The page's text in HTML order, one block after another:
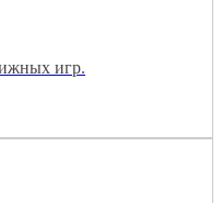
игр.